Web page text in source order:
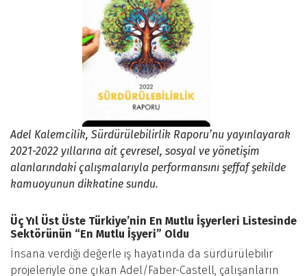
Adel Kalemcilik, Sürdürülebilirlik Raporu’nu yayınlayarak
2021-2022 yıllarına ait çevresel, sosyal ve yönetişim
alanlarındaki çalışmalarıyla performansını şeffaf şekilde
kamuoyunun dikkatine sundu.
Üç Yıl Üst Üste Türkiye’nin En Mutlu İşyerleri Listesinde
Sektörünün “En Mutlu İşyeri” Oldu
İnsana verdiği değerle iş hayatında da sürdürülebilir
projeleriyle öne çıkan Adel/Faber-Castell, çalışanların